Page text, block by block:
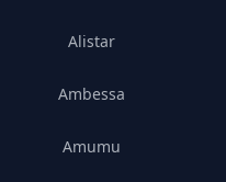
Alistar
Ambessa
Amumu